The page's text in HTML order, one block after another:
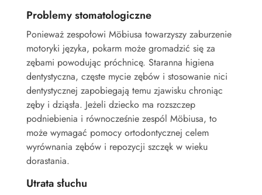
Problemy stomatologiczne
Ponieważ zespołowi Möbiusa towarzyszy zaburzenie
motoryki języka, pokarm może gromadzić się za
zębami powodując próchnicę. Staranna higiena
dentystyczna, częste mycie zębów i stosowanie nici
dentystycznej zapobiegają temu zjawisku chroniąc
zęby i dziąsła. Jeżeli dziecko ma rozszczep
podniebienia i równocześnie zespól Möbiusa, to
może wymagać pomocy ortodontycznej celem
wyrównania zębów i repozycji szczęk w wieku
dorastania.
Utrata słuchu